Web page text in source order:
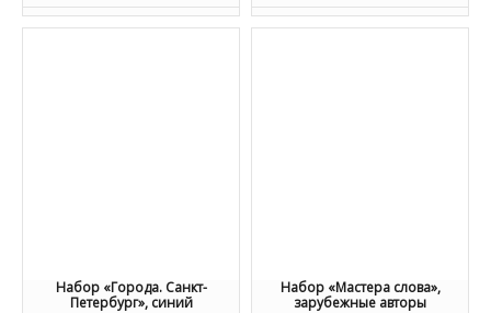
Набор «Города. Санкт-
Петербург», синий
Набор «Мастера слова»,
зарубежные авторы